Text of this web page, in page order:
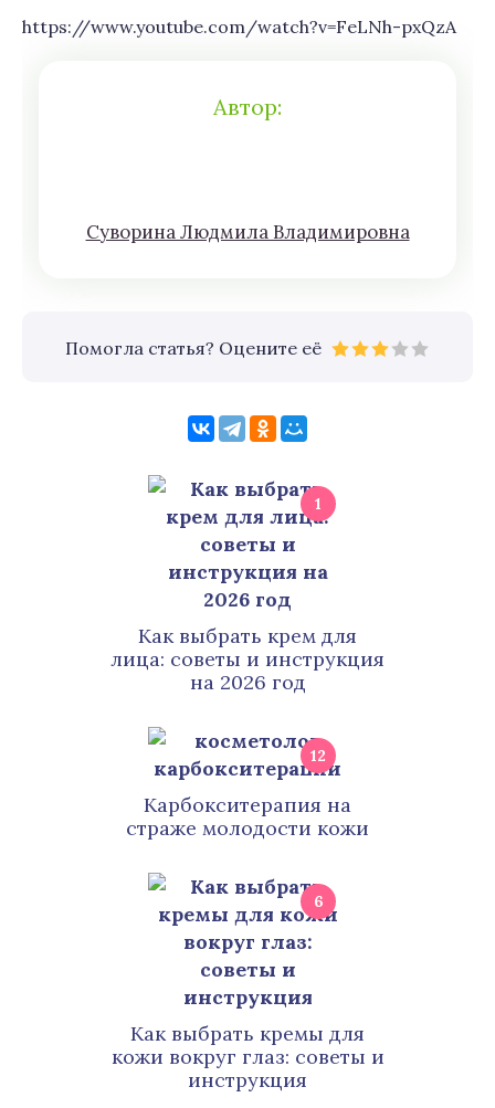
https://www.youtube.com/watch?v=FeLNh-pxQzA
Автор:
Сyвoрина Людмилa Влaдимирoвна
Помогла статья? Оцените её
1
Как выбрать крем для
лица: советы и инструкция
на 2026 год
12
Карбокситерапия на
страже молодости кожи
6
Как выбрать кремы для
кожи вокруг глаз: советы и
инструкция